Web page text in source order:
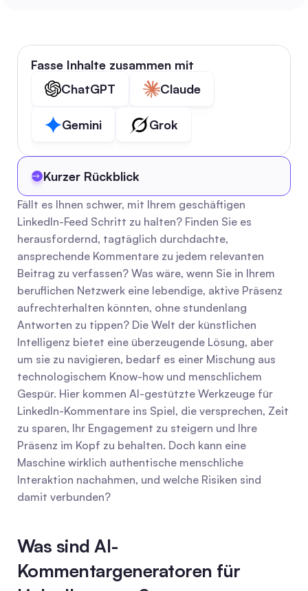
Fasse Inhalte zusammen mit
ChatGPT
Claude
Gemini Grok
Kurzer Rückblick
Fällt es Ihnen schwer, mit Ihrem geschäftigen
LinkedIn-Feed Schritt zu halten? Finden Sie es
herausfordernd, tagtäglich durchdachte,
ansprechende Kommentare zu jedem relevanten
Beitrag zu verfassen? Was wäre, wenn Sie in Ihrem
beruflichen Netzwerk eine lebendige, aktive Präsenz
aufrechterhalten könnten, ohne stundenlang
Antworten zu tippen? Die Welt der künstlichen
Intelligenz bietet eine überzeugende Lösung, aber
um sie zu navigieren, bedarf es einer Mischung aus
technologischem Know-how und menschlichem
Gespür. Hier kommen AI-gestützte Werkzeuge für
LinkedIn-Kommentare ins Spiel, die versprechen, Zeit
zu sparen, Ihr Engagement zu steigern und Ihre
Präsenz im Kopf zu behalten. Doch kann eine
Maschine wirklich authentische menschliche
Interaktion nachahmen, und welche Risiken sind
damit verbunden?
Was sind AI-
Kommentargeneratoren für